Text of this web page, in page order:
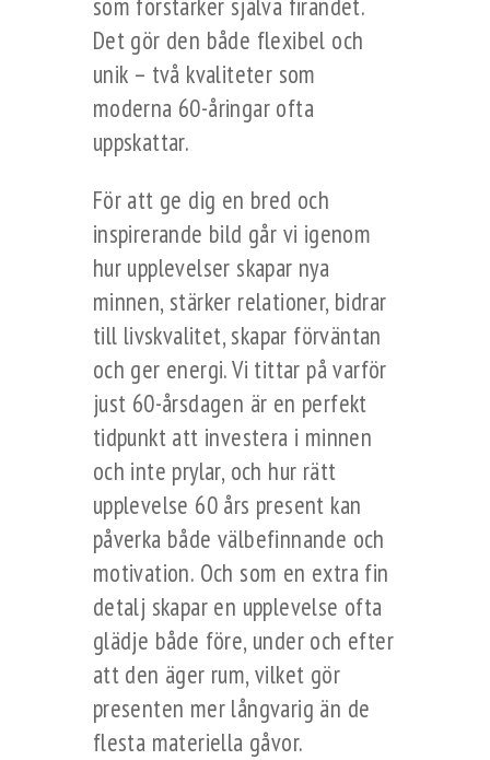
Det gör den både flexibel och
unik – två kvaliteter som
moderna 60-åringar ofta
uppskattar.
För att ge dig en bred och
inspirerande bild går vi igenom
hur upplevelser skapar nya
minnen, stärker relationer, bidrar
till livskvalitet, skapar förväntan
och ger energi. Vi tittar på varför
just 60-årsdagen är en perfekt
tidpunkt att investera i minnen
och inte prylar, och hur rätt
upplevelse 60 års present kan
påverka både välbefinnande och
motivation. Och som en extra fin
detalj skapar en upplevelse ofta
glädje både före, under och efter
att den äger rum, vilket gör
presenten mer långvarig än de
flesta materiella gåvor.